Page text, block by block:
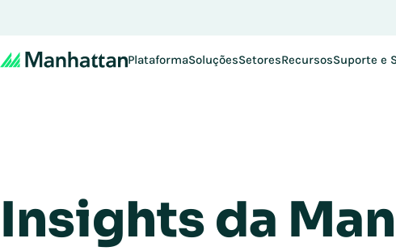
PlataformaSoluçõesSetoresRecursosSuporte e
Insights da